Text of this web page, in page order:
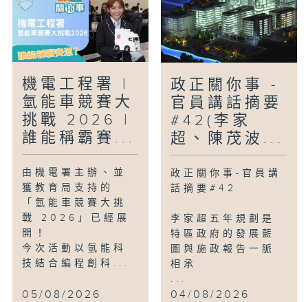
機電工程署 |
氫能車競賽大
挑戰 2026 |
誰能稱霸賽...
由機電署主辦、並
獲教育局支持的
「氫能車競賽大挑
戰 2026」已經展
開！
今次活動以氫能科
技結合編程創科...
05/08/2026
政正關你事 -
官員講話摘要
#42(李家
超、陳茂波...
政正關你事-官員講
話摘要#42
李家超五年規劃是
特區政府的發展藍
圖與施政報告一脈
相承
...
04/08/2026